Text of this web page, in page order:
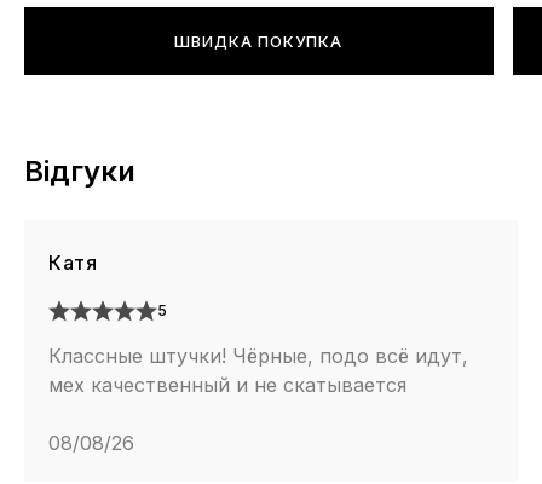
ШВИДКА ПОКУПКА
Відгуки
Катя
5
Классные штучки! Чёрные, подо всё идут,
мех качественный и не скатывается
08/08/26